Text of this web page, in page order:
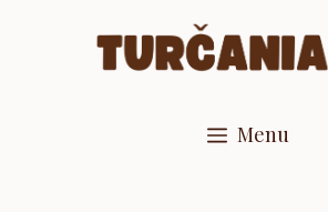
Menu